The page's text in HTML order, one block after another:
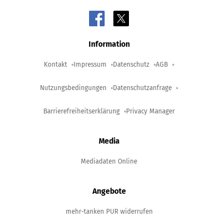
Information
Kontakt Impressum Datenschutz AGB
Nutzungsbedingungen Datenschutzanfrage
Barrierefreiheitserklärung Privacy Manager
Media
Mediadaten Online
Angebote
mehr-tanken PUR widerrufen